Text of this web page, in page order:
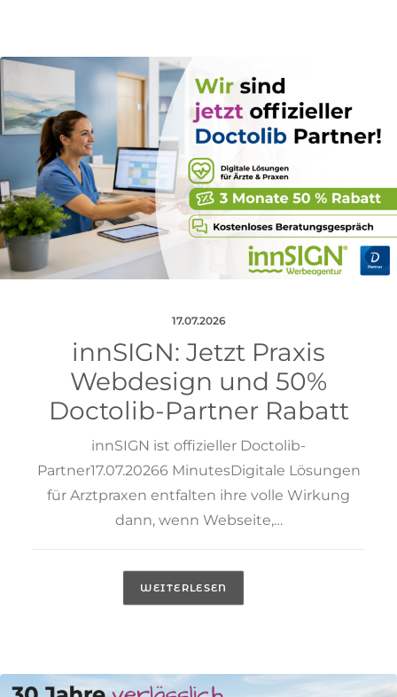
17.07.2026
innSIGN: Jetzt Praxis
Webdesign und 50%
Doctolib-Partner Rabatt
innSIGN ist offizieller Doctolib-
Partner17.07.20266 MinutesDigitale Lösungen
für Arztpraxen entfalten ihre volle Wirkung
dann, wenn Webseite,…
WEITERLESEN